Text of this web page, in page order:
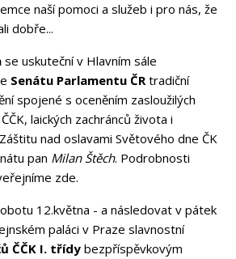
naší pomoci a služeb i pro nás, že
dobře...
se uskuteční v Hlavním sále
Senátu Parlamentu ČRtradiční
spojené s oceněním zasloužilých
laických zachránců života i
nad oslavami Světového dne ČK
pan Milan Štěch. Podrobnosti
zde.
12.května - a následovat v pátek
paláci v Praze slavnostní
ČČK I. třídybezpříspěvkovým